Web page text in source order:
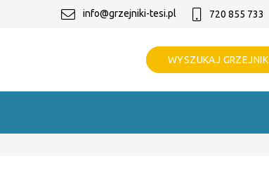
info@grzejniki-tesi.pl 720 855 733
WYSZUKAJ GRZEJNIK